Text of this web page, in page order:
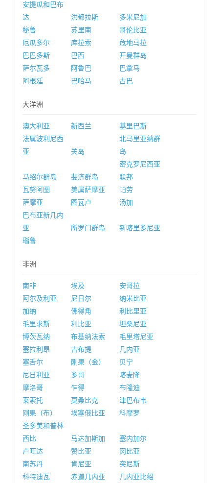
安提瓜和巴布
达
洪都拉斯
多米尼加
秘鲁
苏里南
哥伦比亚
厄瓜多尔
库拉索
危地马拉
巴巴多斯
巴西
开曼群岛
萨尔瓦多
阿鲁巴
巴拿马
阿根廷
巴哈马 古巴
大洋洲
澳大利亚 新西兰
基里巴斯
法属波利尼西
亚
关岛
北马里亚纳群
岛
马绍尔群岛 斐济群岛
密克罗尼西亚
联邦
瓦努阿图
美属萨摩亚
帕劳
萨摩亚
图瓦卢
汤加
巴布亚新几内
亚
所罗门群岛
新喀里多尼亚
瑙鲁
非洲
南非 埃及
安哥拉
阿尔及利亚
尼日尔
纳米比亚
加纳
佛得角
利比里亚
毛里求斯
利比亚
坦桑尼亚
博茨瓦纳
布基纳法索
毛里塔尼亚
塞拉利昂
吉布提
几内亚
塞舌尔
刚果（金）
贝宁
尼日利亚
多哥
喀麦隆
摩洛哥
乍得
布隆迪
莱索托
莫桑比克
津巴布韦
刚果（布）
埃塞俄比亚
科摩罗
圣多美和普林
西比
马达加斯加
塞内加尔
卢旺达
赞比亚
冈比亚
南苏丹
肯尼亚
突尼斯
科特迪瓦
赤道几内亚 几内亚比绍